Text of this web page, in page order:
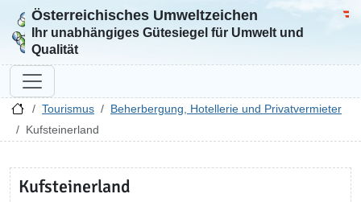
Zur Startseite
Österreichisches Umweltzeichen
Ihr unabhängiges Gütesiegel für Umwelt und
Qualität
Tourismus
Beherbergung, Hotellerie und Privatvermieter
Kufsteinerland
Kufsteinerland